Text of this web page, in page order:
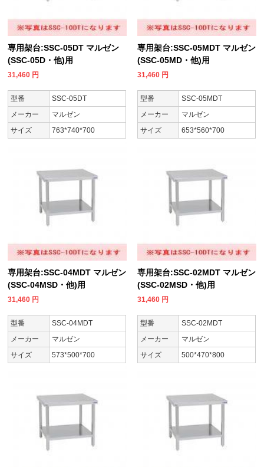
専用架台:SSC-05DT マルゼン
(SSC-05D・他)用
31,460 円
型番
SSC-05DT
メーカー
マルゼン
サイズ
763*740*700
専用架台:SSC-05MDT マルゼン
(SSC-05MD・他)用
31,460 円
型番
SSC-05MDT
メーカー
マルゼン
サイズ
653*560*700
専用架台:SSC-04MDT マルゼン
(SSC-04MSD・他)用
31,460 円
型番
SSC-04MDT
メーカー
マルゼン
サイズ
573*500*700
専用架台:SSC-02MDT マルゼン
(SSC-02MSD・他)用
31,460 円
型番
SSC-02MDT
メーカー
マルゼン
サイズ
500*470*800